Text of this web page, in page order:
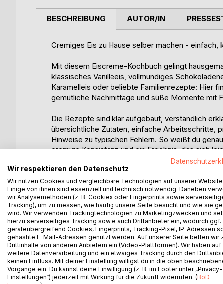
BESCHREIBUNG
Cremiges Eis zu Hause selber machen - einfach,
Mit diesem Eiscreme-Kochbuch gelingt
klassisches Vanilleeis, vollmundiges
Karamelleis oder beliebte Familienrezepte: Hier
gemütliche Nachmittage und süße Momente mit
Die Rezepte sind klar aufgebaut, verständlich
übersichtliche Zutaten, einfache Arbeitsschritte,
Hinweise zu typischen Fehlern. So weißt du
cremige Konsistenz und ein Ergebnis, das sich
Dieses Buch ist ideal für alle, die Eis selber
Von vertrauten Klassikern bis zu fruchtigen und
Einsteiger, Familien und alle, die ihre
Was dich erwartet:
100 klassische und cremige Eisrezepte
Vanilleeis, Schokoladeneis, Fruchteis, Joghurt-Eis
Einfache Zutaten und klare Schritt-für-Schritt-
Tipps für bessere Konsistenz und weniger
Rezepte mit und ohne Eismaschine umsetzbar
AUTOR/IN
Wir respektieren den Datenschutz
Wir nutzen Cookies und vergleichbare Technologien auf unserer Website.
Einige von ihnen sind essenziell und technisch notwendig. Daneben
wir Analysemethoden (z. B. Cookies oder Fingerprints sowie
Tracking), um zu messen, wie häufig unsere Seite besucht und wie sie
wird. Wir verwenden Trackingtechnologien zu Marketingzwecken und
hierzu serverseitiges Tracking sowie auch Drittanbieter ein, wodurch ggf.
geräteübergreifend Cookies, Fingerprints, Tracking-Pixel, IP-Adressen
gehashte E-Mail-Adressen genutzt werden. Auf unserer Seite betten wir
Drittinhalte von anderen Anbietern ein (Video-Plattformen). Wir haben auf
weitere Datenverarbeitung und ein etwaiges Tracking durch den
keinen Einfluss. Mit deiner Einstellung willigst du in die oben
Vorgänge ein. Du kannst deine Einwilligung (z. B. im Footer unter „Privacy-
Einstellungen“) jederzeit mit Wirkung für die Zukunft widerrufen. (BoD-